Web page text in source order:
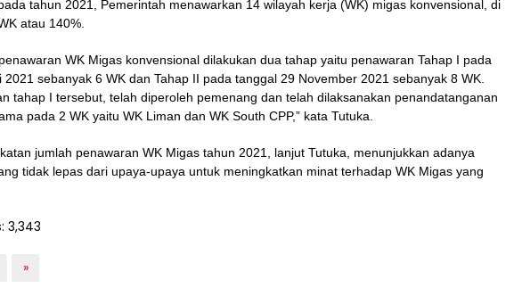
tahun 2021, Pemerintah menawarkan 14 wilayah kerja (WK) migas konvensional, di
atau 140%.
WK Migas konvensional dilakukan dua tahap yaitu penawaran Tahap I pada
2021 sebanyak 6 WK dan Tahap II pada tanggal 29 November 2021 sebanyak 8 WK.
tahap I tersebut, telah diperoleh pemenang dan telah dilaksanakan penandatanganan
pada 2 WK yaitu WK Liman dan WK South CPP,” kata Tutuka.
jumlah penawaran WK Migas tahun 2021, lanjut Tutuka, menunjukkan adanya
tidak lepas dari upaya-upaya untuk meningkatkan minat terhadap WK Migas yang
3,343
»